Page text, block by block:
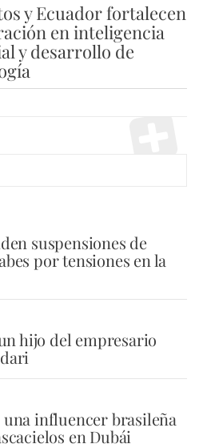
y Ecuador fortalecen
en inteligencia
y desarrollo de
suspensiones de
por tensiones en la
hijo del empresario
influencer brasileña
en Dubái